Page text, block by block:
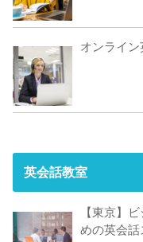
オンライ
英会話教室
【東京】
めの英会